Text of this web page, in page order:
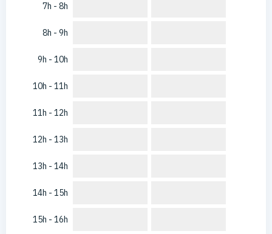
7h - 8h
8h - 9h
9h - 10h
10h - 11h
11h - 12h
12h - 13h
13h - 14h
14h - 15h
15h - 16h